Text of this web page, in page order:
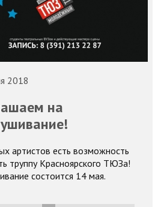
2018
на
артистов есть возможность
труппу Красноярского ТЮЗа!
состоится 14 мая.